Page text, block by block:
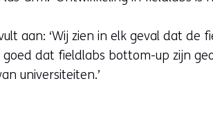
aan: ‘Wij zien in elk geval dat
dat fieldlabs bottom-up zijn
universiteiten.’